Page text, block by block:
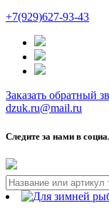
+7(929)627-93-43
Заказать обратный
dzuk.ru@mail.ru
Следите за нами в